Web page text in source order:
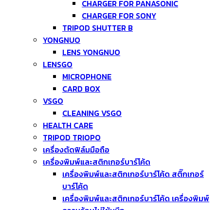
CHARGER FOR PANASONIC
CHARGER FOR SONY
TRIPOD SHUTTER B
YONGNUO
LENS YONGNUO
LENSGO
MICROPHONE
CARD BOX
VSGO
CLEANING VSGO
HEALTH CARE
TRIPOD TRIOPO
เครื่องตัดฟิล์มมือถือ
เครื่องพิมพ์และสติกเกอร์บาร์โค้ด
เครื่องพิมพ์และสติกเกอร์บาร์โค้ด สติ๊กเกอร์
บาร์โค้ด
เครื่องพิมพ์และสติกเกอร์บาร์โค้ด เครื่องพิมพ์